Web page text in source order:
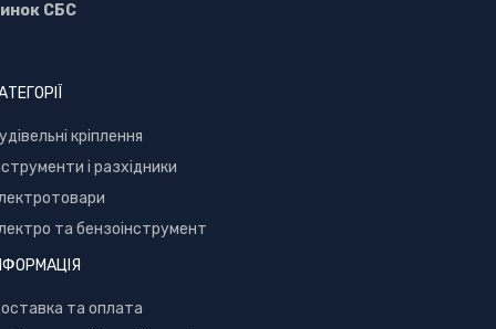
СБС
івельні кріплення
і разхідники
та бензоінструмент
та оплата